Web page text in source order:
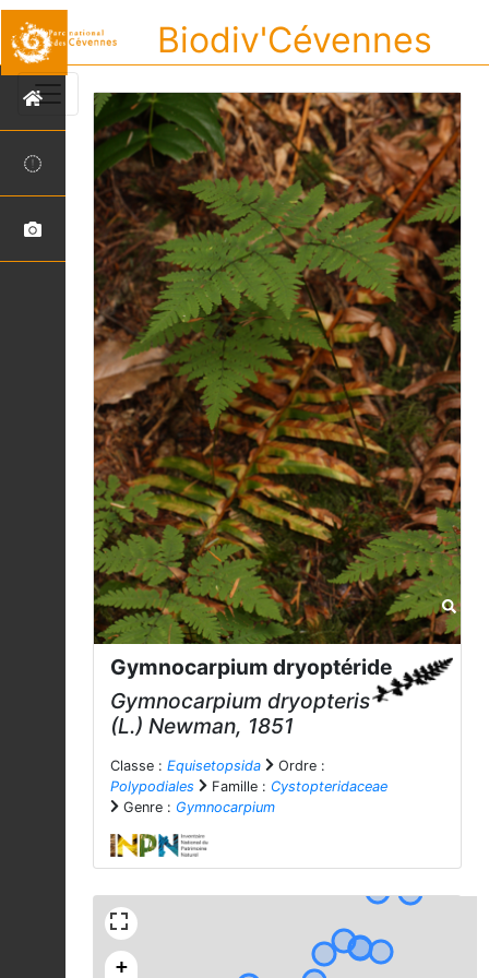
Biodiv'Cévennes
Gymnocarpium dryoptéride
Gymnocarpium dryopteris
(L.) Newman, 1851
Classe : Equisetopsida
Ordre :
Polypodiales
Famille : Cystopteridaceae
Genre : Gymnocarpium
+